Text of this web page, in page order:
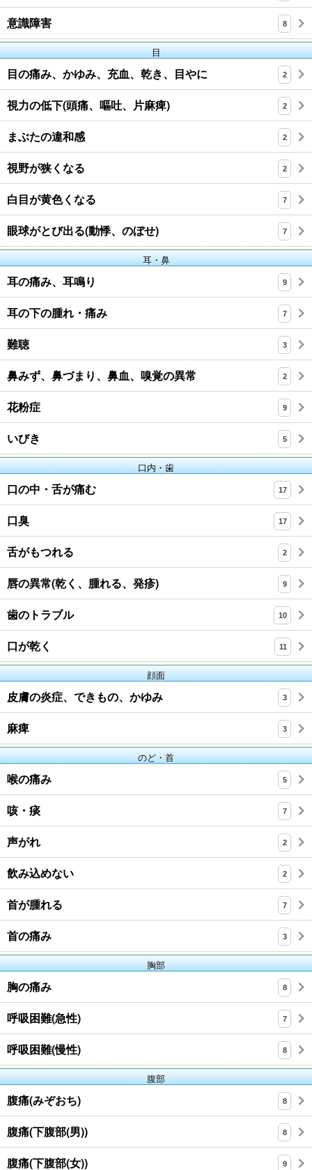
意識障害 8
目
目の痛み、かゆみ、充血、乾き、目やに 2
視力の低下(頭痛、嘔吐、片麻痺) 2
まぶたの違和感 2
視野が狭くなる 2
白目が黄色くなる 7
眼球がとび出る(動悸、のぼせ) 7
耳・鼻
耳の痛み、耳鳴り 9
耳の下の腫れ・痛み 7
難聴 3
鼻みず、鼻づまり、鼻血、嗅覚の異常 2
花粉症 9
いびき 5
口内・歯
口の中・舌が痛む 17
口臭 17
舌がもつれる 2
唇の異常(乾く、腫れる、発疹) 9
歯のトラブル 10
口が乾く 11
顔面
皮膚の炎症、できもの、かゆみ 3
麻痺 3
のど・首
喉の痛み 5
咳・痰 7
声がれ 2
飲み込めない 2
首が腫れる 7
首の痛み 3
胸部
胸の痛み 8
呼吸困難(急性) 7
呼吸困難(慢性) 8
腹部
腹痛(みぞおち) 8
腹痛(下腹部(男)) 8
腹痛(下腹部(女)) 9